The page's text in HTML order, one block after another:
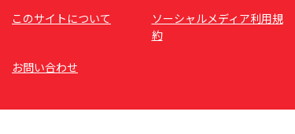
このサイトについて
ソーシャルメディア利用規
約
お問い合わせ